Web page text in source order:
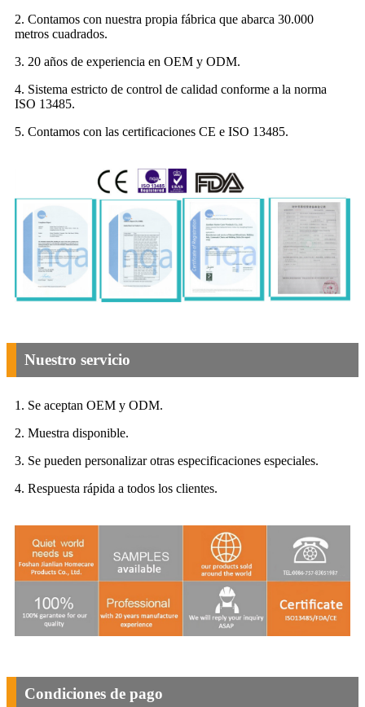
2. Contamos con nuestra propia fábrica que abarca 30.000
metros cuadrados.
3. 20 años de experiencia en OEM y ODM.
4. Sistema estricto de control de calidad conforme a la norma
ISO 13485.
5. Contamos con las certificaciones CE e ISO 13485.
Nuestro servicio
1. Se aceptan OEM y ODM.
2. Muestra disponible.
3. Se pueden personalizar otras especificaciones especiales.
4. Respuesta rápida a todos los clientes.
Condiciones de pago